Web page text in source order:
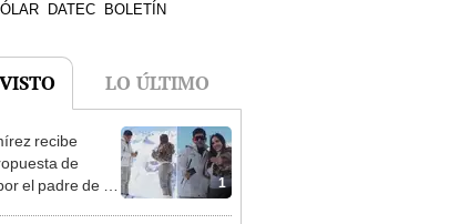
DATEC BOLETÍN
LO ÚLTIMO
1
recibe
de
el padre de su